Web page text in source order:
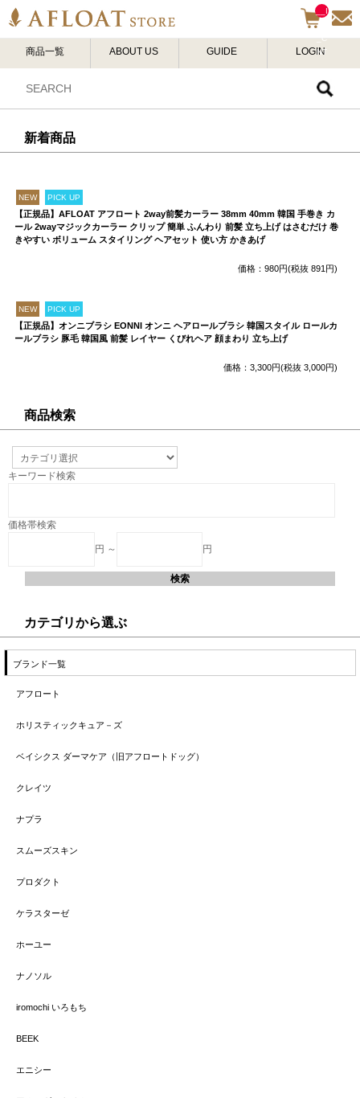
__I
TM
_C
NT
商品一覧 ABOUT US GUIDE LOGIN
新着商品
NEW PICK UP
【正規品】AFLOAT アフロート 2way前髪カーラー 38mm 40mm 韓国 手巻き カ
ール 2wayマジックカーラー クリップ 簡単 ふんわり 前髪 立ち上げ はさむだけ 巻
きやすい ボリューム スタイリング ヘアセット 使い方 かきあげ
価格：980円(税抜 891円)
NEW PICK UP
【正規品】オンニブラシ EONNI オンニ ヘアロールブラシ 韓国スタイル ロールカ
ールブラシ 豚毛 韓国風 前髪 レイヤー くびれヘア 顔まわり 立ち上げ
価格：3,300円(税抜 3,000円)
商品検索
キーワード検索
価格帯検索
円 ～ 円
カテゴリから選ぶ
ブランド一覧
アフロート
ホリスティックキュア－ズ
ベイシクス ダーマケア（旧アフロートドッグ）
クレイツ
ナプラ
スムーズスキン
プロダクト
ケラスターゼ
ホーユー
ナノソル
iromochi いろもち
BEEK
エニシー